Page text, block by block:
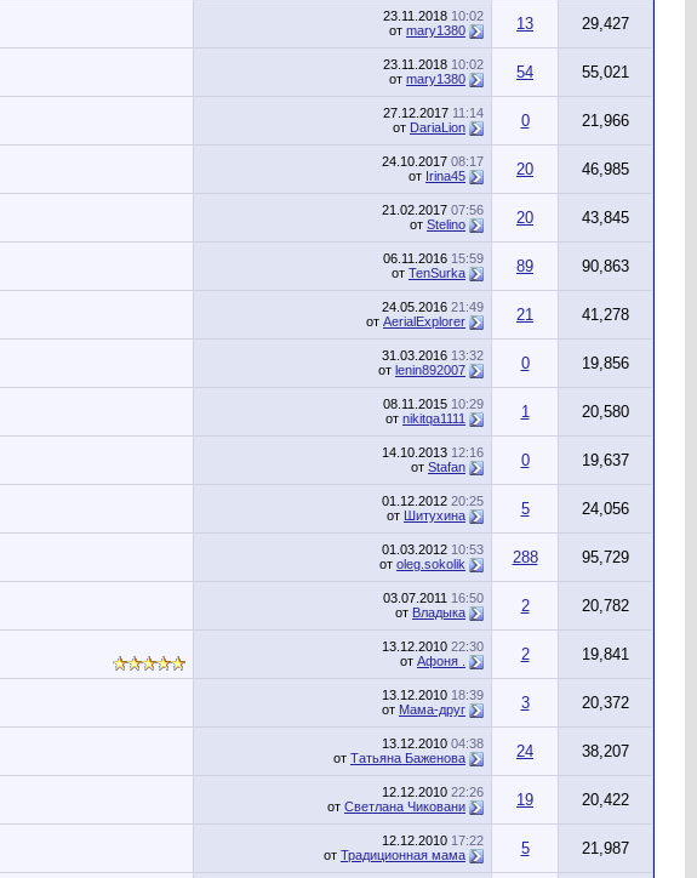
23.11.2018 10:02
от mary1380 13 29,427
23.11.2018 10:02
от mary1380 54 55,021
27.12.2017 11:14
от DariaLion 0 21,966
24.10.2017 08:17
от Irina45 20 46,985
21.02.2017 07:56
от Stelino 20 43,845
06.11.2016 15:59
от TenSurka 89 90,863
24.05.2016 21:49
от AerialExplorer 21 41,278
31.03.2016 13:32
от lenin892007 0 19,856
08.11.2015 10:29
от nikitqa1111 1 20,580
14.10.2013 12:16
от Stafan 0 19,637
01.12.2012 20:25
от Шитухина 5 24,056
01.03.2012 10:53
от oleg.sokolik 288 95,729
03.07.2011 16:50
от Владыка 2 20,782
13.12.2010 22:30
от Афоня . 2 19,841
13.12.2010 18:39
от Мама-друг 3 20,372
13.12.2010 04:38
от Татьяна Баженова 24 38,207
12.12.2010 22:26
от Светлана Чиковани 19 20,422
12.12.2010 17:22
от Традиционная мама 5 21,987